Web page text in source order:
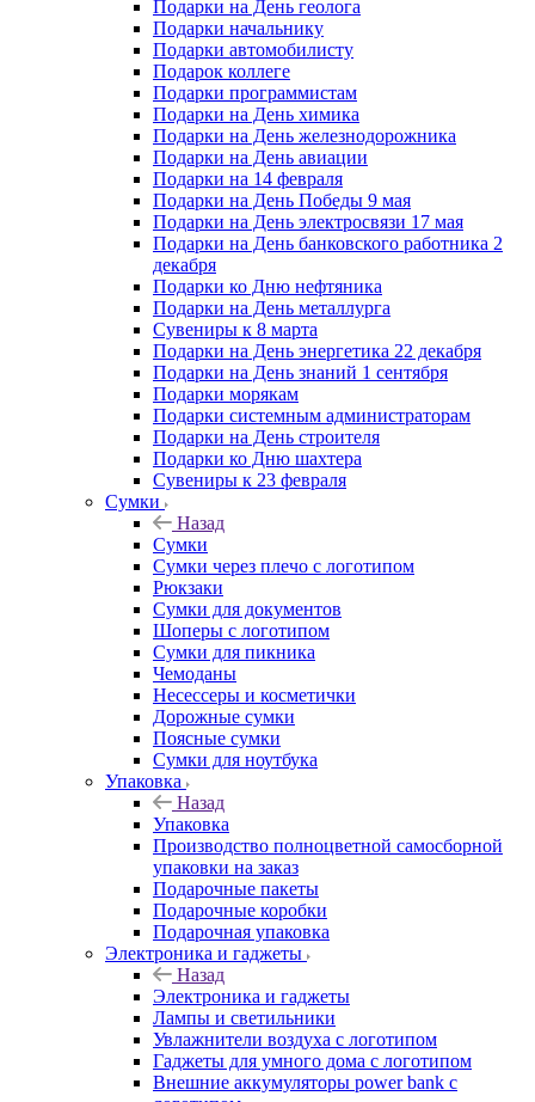
Подарки на День геолога
Подарки начальнику
Подарки автомобилисту
Подарок коллеге
Подарки программистам
Подарки на День химика
Подарки на День железнодорожника
Подарки на День авиации
Подарки на 14 февраля
Подарки на День Победы 9 мая
Подарки на День электросвязи 17 мая
Подарки на День банковского работника 2
декабря
Подарки ко Дню нефтяника
Подарки на День металлурга
Сувениры к 8 марта
Подарки на День энергетика 22 декабря
Подарки на День знаний 1 сентября
Подарки морякам
Подарки системным администраторам
Подарки на День строителя
Подарки ко Дню шахтера
Сувениры к 23 февраля
Сумки
Назад
Сумки
Сумки через плечо с логотипом
Рюкзаки
Сумки для документов
Шоперы с логотипом
Сумки для пикника
Чемоданы
Несессеры и косметички
Дорожные сумки
Поясные сумки
Сумки для ноутбука
Упаковка
Назад
Упаковка
Производство полноцветной самосборной
упаковки на заказ
Подарочные пакеты
Подарочные коробки
Подарочная упаковка
Электроника и гаджеты
Назад
Электроника и гаджеты
Лампы и светильники
Увлажнители воздуха с логотипом
Гаджеты для умного дома с логотипом
Внешние аккумуляторы power bank с